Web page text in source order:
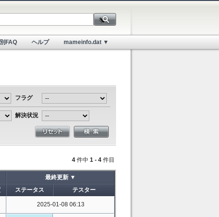
FAQ ヘルプ mameinfo.dat ▼
フラグ
解決状況
4 件中 1 - 4 件目
最終更新 ▼
ステータス テスター
2025-01-08 06:13